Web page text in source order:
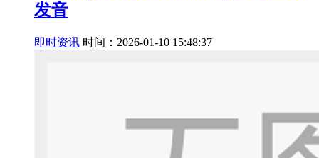
发音
即时资讯 时间：2026-01-10 15:48:37